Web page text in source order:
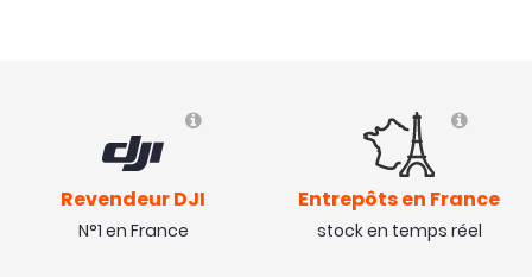
Revendeur DJI
N°1 en France
Entrepôts en France
stock en temps réel